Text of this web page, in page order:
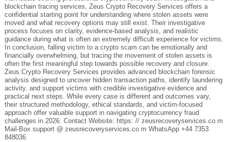
blockchain tracing services, Zeus Crypto Recovery Services offers a
confidential starting point for understanding where stolen assets were
moved and what recovery options may still exist. Their investigative
process focuses on clarity, evidence-based analysis, and realistic
guidance during what is often an extremely difficult experience for victims.
In conclusion, falling victim to a crypto scam can be emotionally and
financially overwhelming, but tracing the movement of stolen assets is
often the first meaningful step towards possible recovery and closure.
Zeus Crypto Recovery Services provides advanced blockchain forensic
analysis designed to uncover hidden transaction paths, identify laundering
activity, and support victims with credible investigative evidence and
practical next steps. While every case is different and outcomes vary,
their structured methodology, ethical standards, and victim-focused
approach offer valuable support in navigating cryptocurrency fraud
challenges in 2026. Contact Website: https: // zeusrecoveryservices.co m
Mail-Box support @ zeusrecoveryservices.co m WhatsApp +44 7353
848036